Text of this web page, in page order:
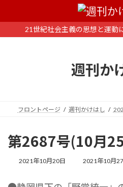
ン
ー
21世紀社会主義の思想と運動
週刊か
フロントページ 週刊かけはし
第2687号(10月
2021年10月20日
最
2021年10月